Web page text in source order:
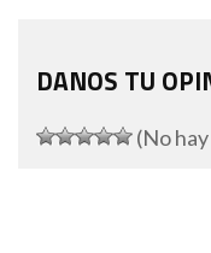
DANOS TU
(No